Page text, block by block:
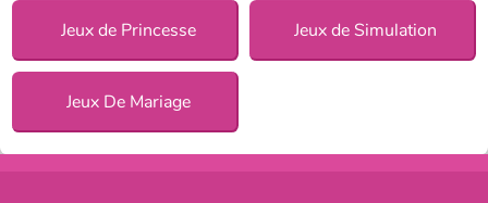
Jeux de Princesse Jeux de Simulation
Jeux De Mariage